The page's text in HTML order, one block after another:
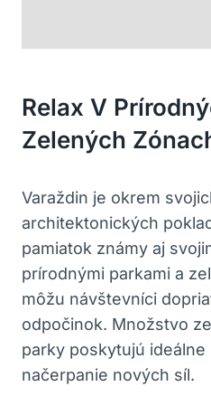
Relax V
Zelených
Varaždin je okrem
architektonických
pamiatok známy aj
prírodnými parkami a
môžu návštevníci
odpočinok. Množstvo
parky poskytujú ideálne
načerpanie nových síl.